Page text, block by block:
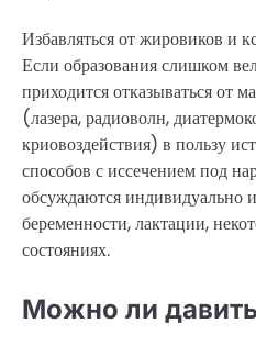
Избавляться от жировиков и
Если образования слишком
приходится отказываться от
(лазера, радиоволн,
криовоздействия) в пользу
способов с иссечением под
обсуждаются индивидуально
беременности, лактации,
состояниях.
Можно ли